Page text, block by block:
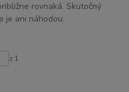
rovnaká. Skutočný
je ani náhodou.
z 1